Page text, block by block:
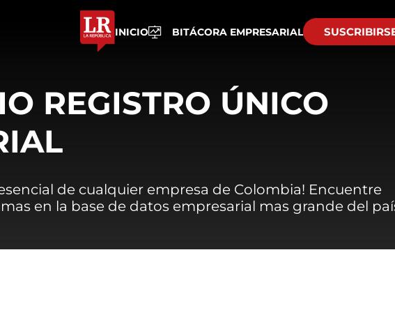
INICIO BITÁCORA EMPRESARIAL
REGISTRO ÚNICO
de cualquier empresa de Colombia! Encuentre
en la base de datos empresarial mas grande del